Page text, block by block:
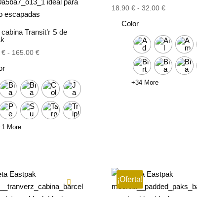
Transit’r S de
€ - 165.00 €Rango
desde
115.50 €
hasta
165.00 €
More
18.90€ - 32.00€Rango
desde
18.90 €
hasta
32.00 €
Color
+34 More
¡Oferta!